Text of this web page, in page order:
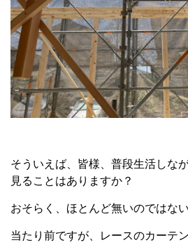
そういえば、皆様、普段生活しな
見ることはありますか？
おそらく、ほとんど無いのではな
当たり前ですが、レースのカーテ